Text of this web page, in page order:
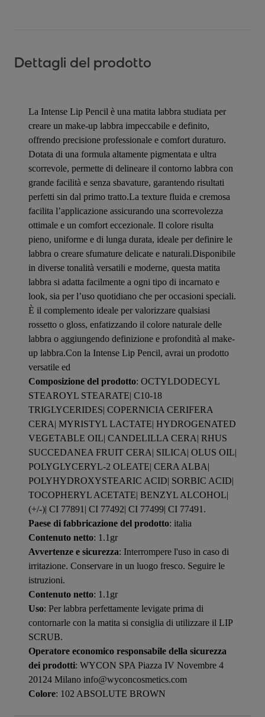
Dettagli del prodotto
La Intense Lip Pencil è una matita labbra studiata per
creare un make-up labbra impeccabile e definito,
offrendo precisione professionale e comfort duraturo.
Dotata di una formula altamente pigmentata e ultra
scorrevole, permette di delineare il contorno labbra con
grande facilità e senza sbavature, garantendo risultati
perfetti sin dal primo tratto.La texture fluida e cremosa
facilita l’applicazione assicurando una scorrevolezza
ottimale e un comfort eccezionale. Il colore risulta
pieno, uniforme e di lunga durata, ideale per definire le
labbra o creare sfumature delicate e naturali.Disponibile
in diverse tonalità versatili e moderne, questa matita
labbra si adatta facilmente a ogni tipo di incarnato e
look, sia per l’uso quotidiano che per occasioni speciali.
È il complemento ideale per valorizzare qualsiasi
rossetto o gloss, enfatizzando il colore naturale delle
labbra o aggiungendo definizione e profondità al make-
up labbra.Con la Intense Lip Pencil, avrai un prodotto
versatile ed
Composizione del prodotto: OCTYLDODECYL
STEAROYL STEARATE| C10-18
TRIGLYCERIDES| COPERNICIA CERIFERA
CERA| MYRISTYL LACTATE| HYDROGENATED
VEGETABLE OIL| CANDELILLA CERA| RHUS
SUCCEDANEA FRUIT CERA| SILICA| OLUS OIL|
POLYGLYCERYL-2 OLEATE| CERA ALBA|
POLYHYDROXYSTEARIC ACID| SORBIC ACID|
TOCOPHERYL ACETATE| BENZYL ALCOHOL|
(+/-)| CI 77891| CI 77492| CI 77499| CI 77491.
Paese di fabbricazione del prodotto: italia
Contenuto netto: 1.1gr
Avvertenze e sicurezza: Interrompere l'uso in caso di
irritazione. Conservare in un luogo fresco. Seguire le
istruzioni.
Contenuto netto: 1.1gr
Uso: Per labbra perfettamente levigate prima di
contornarle con la matita si consiglia di utilizzare il LIP
SCRUB.
Operatore economico responsabile della sicurezza
dei prodotti: WYCON SPA Piazza IV Novembre 4
20124 Milano info@wyconcosmetics.com
Colore: 102 ABSOLUTE BROWN